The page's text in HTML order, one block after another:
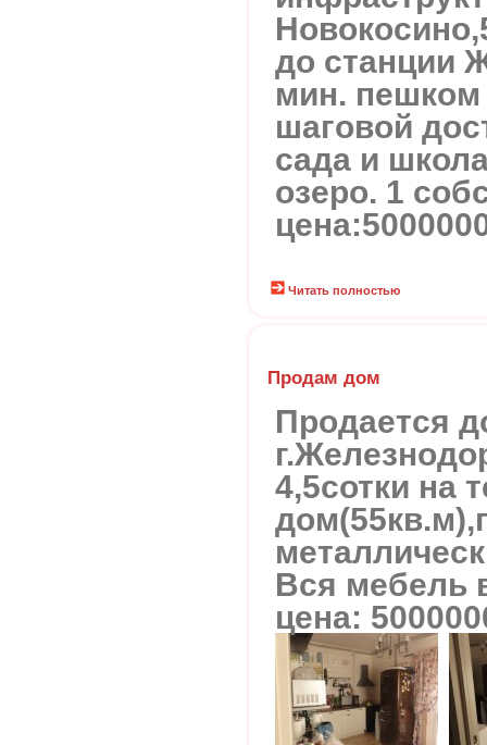
до станции
мин. пешком
шаговой
сада и
озеро. 1
Читать полностью
Продам дом
Продается
4,5сотки на
Вся мебель
цена: